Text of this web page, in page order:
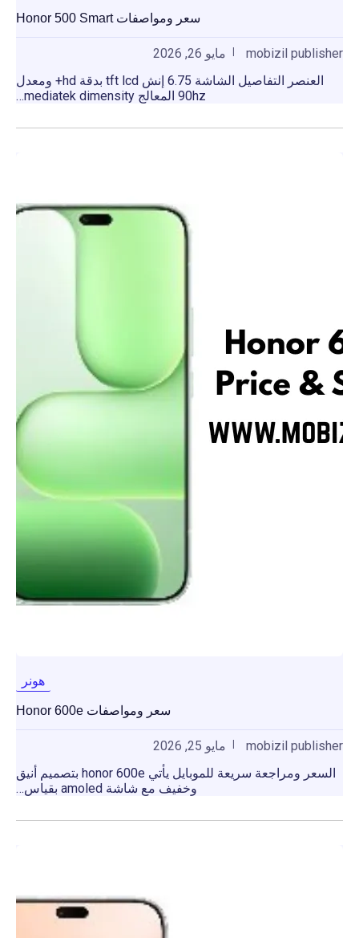
سعر ومواصفات Honor 500 Smart
mobizil publisher
مايو 26, 2026
العنصر التفاصيل الشاشة 6.75 إنش tft lcd بدقة hd+ ومعدل
90hz المعالج mediatek dimensity…
هونر
سعر ومواصفات Honor 600e
mobizil publisher
مايو 25, 2026
السعر ومراجعة سريعة للموبايل يأتي honor 600e بتصميم أنيق
وخفيف مع شاشة amoled بقياس…